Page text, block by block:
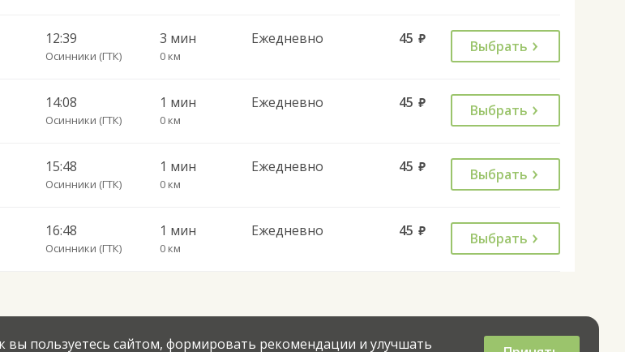
12:39
Осинники (ГТК)
3 мин
0 км
Ежедневно 45 руб. Выбрать
14:08
Осинники (ГТК)
1 мин
0 км
Ежедневно 45 руб. Выбрать
15:48
Осинники (ГТК)
1 мин
0 км
Ежедневно 45 руб. Выбрать
16:48
Осинники (ГТК)
1 мин
0 км
Ежедневно 45 руб. Выбрать
пользуетесь сайтом, формировать рекомендации и улучшать